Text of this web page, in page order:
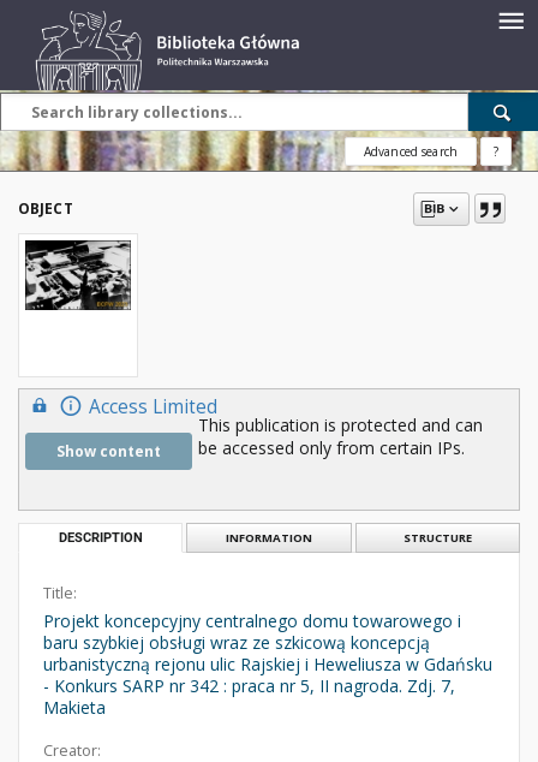
Advanced search ?
OBJECT
Access Limited
Show content
This publication is protected and can
be accessed only from certain IPs.
DESCRIPTION INFORMATION STRUCTURE
Title:
Projekt koncepcyjny centralnego domu towarowego i
baru szybkiej obsługi wraz ze szkicową koncepcją
urbanistyczną rejonu ulic Rajskiej i Heweliusza w Gdańsku
- Konkurs SARP nr 342 : praca nr 5, II nagroda. Zdj. 7,
Makieta
Creator: